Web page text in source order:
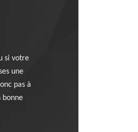
si votre
une
pas à
bonne